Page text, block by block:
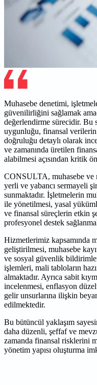
Muhasebe denetimi,
güvenilirliğini sağlamak
değerlendirme sürecidir. Bu
uygunluğu, finansal verilerin
doğruluğu detaylı olarak
ve zamanında üretilen
alabilmesi açısından kritik
CONSULTA, muhasebe ve
yerli ve yabancı sermayeli
sunmaktadır. İşletmelerin
ile yönetilmesi, yasal
ve finansal süreçlerin etkin
profesyonel destek
Hizmetlerimiz kapsamında
geliştirilmesi, muhasebe
ve sosyal güvenlik
işlemleri, mali tabloların
almaktadır. Ayrıca sabit
incelenmesi, enflasyon
gelir unsurlarına ilişkin
edilmektedir.
Bu bütüncül yaklaşım
daha düzenli, şeffaf ve
zamanda finansal risklerini
yönetim yapısı oluşturma